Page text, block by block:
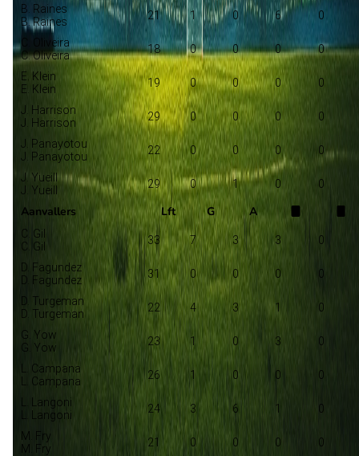
B. Raines
B. Raines
21 1 0 6 0
C. Oliveira
C. Oliveira
18 0 0 0 0
E. Klein
E. Klein
19 0 0 0 0
J. Harrison
J. Harrison
29 0 0 0 0
J. Panayotou
J. Panayotou
22 0 0 0 0
J. Yueill
J. Yueill
29 0 1 0 0
Aanvallers Lft G A
C. Gil
C. Gil
33 7 3 3 0
D. Fagundez
D. Fagundez
31 0 0 0 0
D. Turgeman
D. Turgeman
22 4 3 1 0
G. Yow
G. Yow
23 1 0 3 0
L. Campana
L. Campana
26 1 0 0 0
L. Langoni
L. Langoni
24 3 6 1 0
M. Fry
M. Fry
21 0 0 0 0